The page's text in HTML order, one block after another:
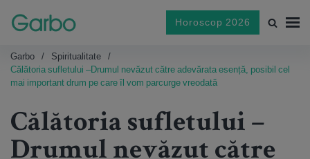
Horoscop 2026
Garbo
Spiritualitate
Călătoria sufletului –Drumul nevăzut către adevărata esență, posibil cel
mai important drum pe care îl vom parcurge vreodată
Călătoria sufletului –
Drumul nevăzut către